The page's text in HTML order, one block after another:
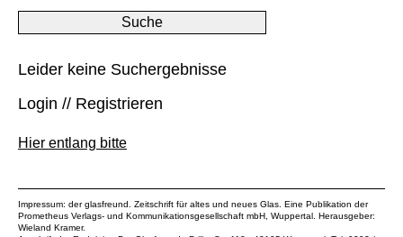
Leider keine Suchergebnisse
Login // Registrieren
Hier entlang bitte
Impressum: der glasfreund. Zeitschrift für altes und neues Glas. Eine Publikation der
Prometheus Verlags- und Kommunikationsgesellschaft mbH , Wuppertal. Herausgeber:
Wieland Kramer.